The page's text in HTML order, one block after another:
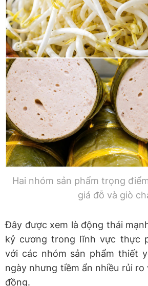
Hai nhóm sản phẩm trọng
giá đỗ và giò
Đây được xem là động thái
kỷ cương trong lĩnh vực thực
với các nhóm sản phẩm thiết
ngày nhưng tiềm ẩn nhiều rủi ro
đồng.